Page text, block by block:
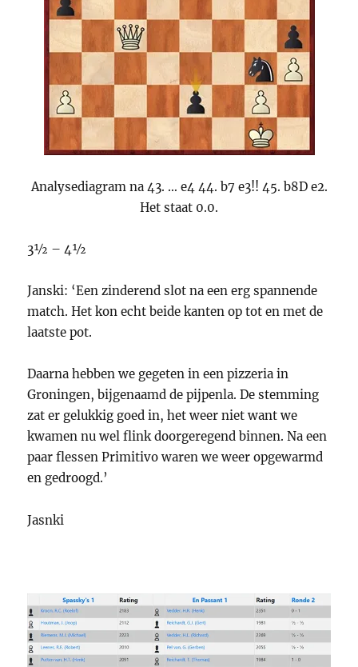
Analysediagram na 43. … e4 44. b7 e3!! 45. b8D e2.
Het staat 0.0.
3½ – 4½
Janski: ‘Een zinderend slot na een erg spannende
match. Het kon echt beide kanten op tot en met de
laatste pot.
Daarna hebben we gegeten in een pizzeria in
Groningen, bijgenaamd de pijpenla. De stemming
zat er gelukkig goed in, het weer niet want we
kwamen nu wel flink doorgeregend binnen. Na een
paar flessen Primitivo waren we weer opgewarmd
en gedroogd.’
Jasnki